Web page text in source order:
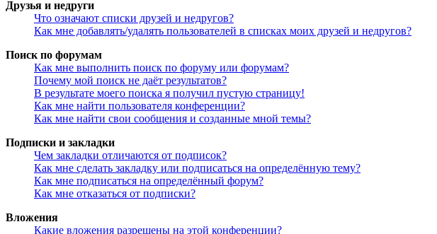
Друзья и недруги
Что означают списки друзей и недругов?
Как мне добавлять/удалять пользователей в списках моих друзей и недругов?
Поиск по форумам
Как мне выполнить поиск по форуму или форумам?
Почему мой поиск не даёт результатов?
В результате моего поиска я получил пустую страницу!
Как мне найти пользователя конференции?
Как мне найти свои сообщения и созданные мной темы?
Подписки и закладки
Чем закладки отличаются от подписок?
Как мне сделать закладку или подписаться на определённую тему?
Как мне подписаться на определённый форум?
Как мне отказаться от подписки?
Вложения
Какие вложения разрешены на этой конференции?